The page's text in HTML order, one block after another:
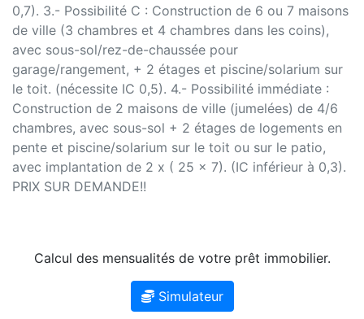
0,7). 3.- Possibilité C : Construction de 6 ou 7 maisons
de ville (3 chambres et 4 chambres dans les coins),
avec sous-sol/rez-de-chaussée pour
garage/rangement, + 2 étages et piscine/solarium sur
le toit. (nécessite IC 0,5). 4.- Possibilité immédiate :
Construction de 2 maisons de ville (jumelées) de 4/6
chambres, avec sous-sol + 2 étages de logements en
pente et piscine/solarium sur le toit ou sur le patio,
avec implantation de 2 x ( 25 x 7). (IC inférieur à 0,3).
PRIX SUR DEMANDE!!
Calcul des mensualités de votre prêt immobilier.
Simulateur